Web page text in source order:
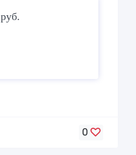
руб.
0